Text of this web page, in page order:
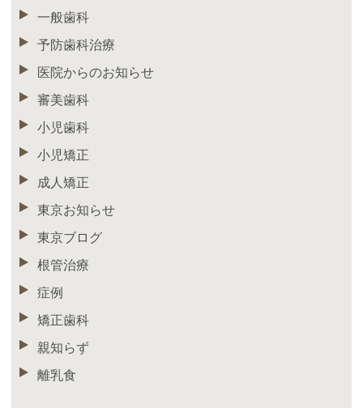
一般歯科
予防歯科治療
医院からのお知らせ
審美歯科
小児歯科
小児矯正
成人矯正
東京お知らせ
東京ブログ
根管治療
症例
矯正歯科
親知らず
離乳食